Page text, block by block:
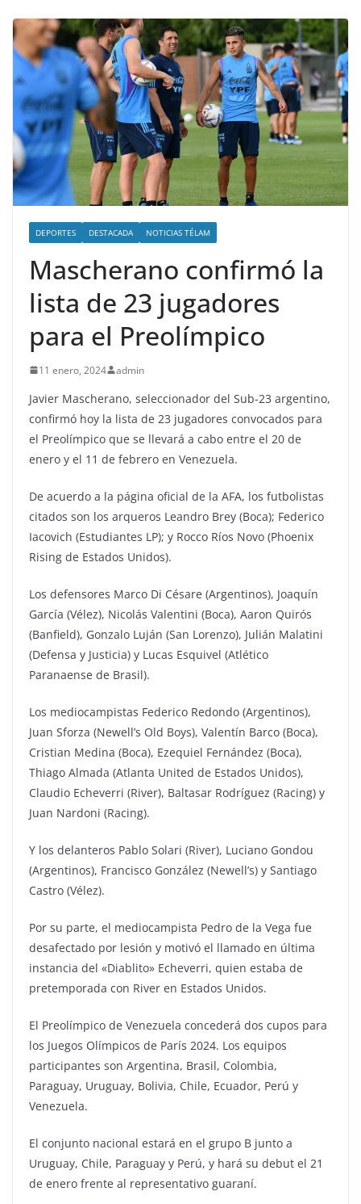
DEPORTES DESTACADA NOTICIAS TÉLAM
Mascherano confirmó la
lista de 23 jugadores
para el Preolímpico
11 enero, 2024 admin
Javier Mascherano, seleccionador del Sub-23 argentino,
confirmó hoy la lista de 23 jugadores convocados para
el Preolímpico que se llevará a cabo entre el 20 de
enero y el 11 de febrero en Venezuela.
De acuerdo a la página oficial de la AFA, los futbolistas
citados son los arqueros Leandro Brey (Boca); Federico
Iacovich (Estudiantes LP); y Rocco Ríos Novo (Phoenix
Rising de Estados Unidos).
Los defensores Marco Di Césare (Argentinos), Joaquín
García (Vélez), Nicolás Valentini (Boca), Aaron Quirós
(Banfield), Gonzalo Luján (San Lorenzo), Julián Malatini
(Defensa y Justicia) y Lucas Esquivel (Atlético
Paranaense de Brasil).
Los mediocampistas Federico Redondo (Argentinos),
Juan Sforza (Newell’s Old Boys), Valentín Barco (Boca),
Cristian Medina (Boca), Ezequiel Fernández (Boca),
Thiago Almada (Atlanta United de Estados Unidos),
Claudio Echeverri (River), Baltasar Rodríguez (Racing) y
Juan Nardoni (Racing).
Y los delanteros Pablo Solari (River), Luciano Gondou
(Argentinos), Francisco González (Newell’s) y Santiago
Castro (Vélez).
Por su parte, el mediocampista Pedro de la Vega fue
desafectado por lesión y motivó el llamado en última
instancia del «Diablito» Echeverri, quien estaba de
pretemporada con River en Estados Unidos.
El Preolímpico de Venezuela concederá dos cupos para
los Juegos Olímpicos de París 2024. Los equipos
participantes son Argentina, Brasil, Colombia,
Paraguay, Uruguay, Bolivia, Chile, Ecuador, Perú y
Venezuela.
El conjunto nacional estará en el grupo B junto a
Uruguay, Chile, Paraguay y Perú, y hará su debut el 21
de enero frente al representativo guaraní.